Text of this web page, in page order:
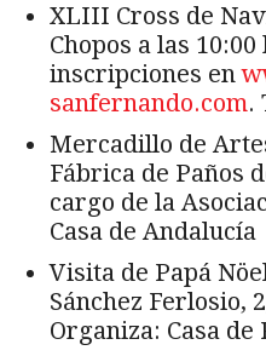
XLIII Cross de
Chopos a las
inscripciones en
sanfernando.com.
Mercadillo de
Fábrica de Paños
cargo de la
Casa de Andalucía
Visita de Papá
Sánchez Ferlosio,
Organiza: Casa